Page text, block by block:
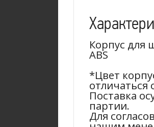
Корпус для
ABS
*Цвет
отличаться
Поставка
партии.
Для